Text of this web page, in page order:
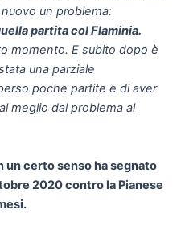
un problema:
partita col Flaminia.
momento. E subito dopo è
una parziale
poche partite e di aver
meglio dal problema al
un certo senso ha segnato
2020 contro la Pianese